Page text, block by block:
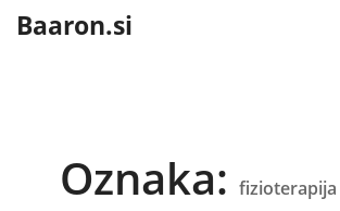
Baaron.si
Oznaka: